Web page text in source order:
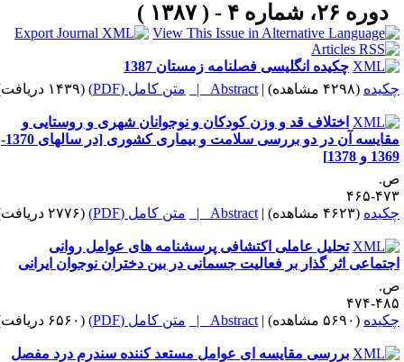
دوره ۲۶، شماره ۴ - ( ۱۳۸۷ )
چکیده انگلیسی فصلنامه زمستان 1387
(۴۲۹۸ مشاهده) |
Abstract | متن کامل (PDF) (۱۴۳۹ دریافت)
اختلاف قد و وزن کودکان و نوجوانان شهری و روستایی و
مقایسه آن در دو بررسی سلامت و بیماری کشوری [در سالهای 1370-
و 1378]
۴۶۵
(۴۶۲۳ مشاهده) |
Abstract | متن کامل (PDF) (۲۷۷۶ دریافت)
تحلیل عاملی اکتشافی پرسشنامه های عوامل روانی
اثر گذار بر فعالیت جسمانی در بین دختران نوجوان ایرانی
۴۷۴
(۵۶۹۰ مشاهده) |
Abstract | متن کامل (PDF) (۶۵۶۰ دریافت)
بررسی مقایسه ای عوامل مستعد کننده سندرم درد مفصل